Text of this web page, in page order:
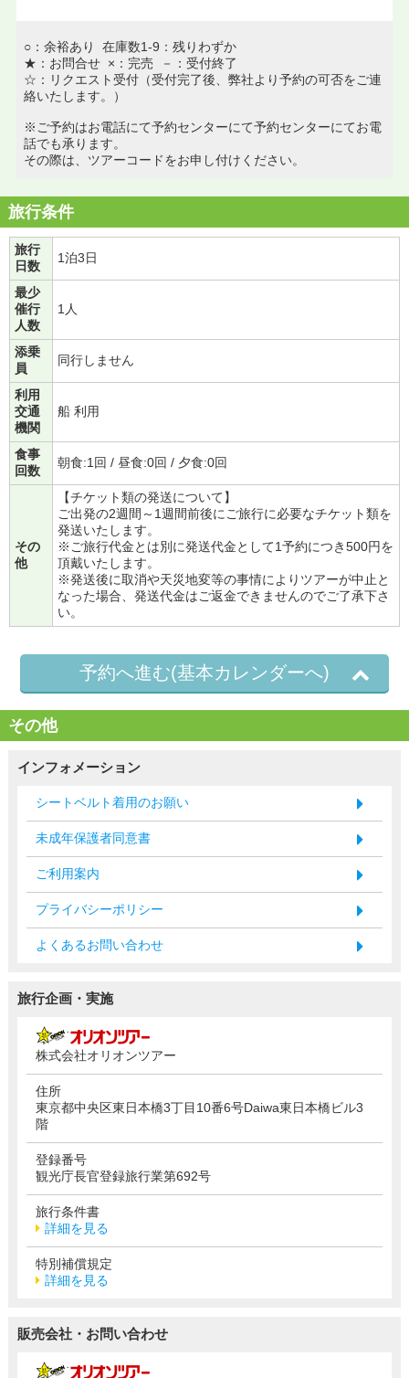
○：余裕あり 在庫数1-9：残りわずか
★：お問合せ ×：完売 －：受付終了
☆：リクエスト受付（受付完了後、弊社より予約の可否をご連
絡いたします。）
※ご予約はお電話にて予約センターにて予約センターにてお電
話でも承ります。
その際は、ツアーコードをお申し付けください。
旅行条件
旅行
日数
1泊3日
最少
催行
人数
1人
添乗
員
同行しません
利用
交通
機関
船 利用
食事
回数
朝食:1回 / 昼食:0回 / 夕食:0回
その
他
【チケット類の発送について】
ご出発の2週間～1週間前後にご旅行に必要なチケット類を
発送いたします。
※ご旅行代金とは別に発送代金として1予約につき500円を
頂戴いたします。
※発送後に取消や天災地変等の事情によりツアーが中止と
なった場合、発送代金はご返金できませんのでご了承下さ
い。
予約へ進む(基本カレンダーへ)
その他
インフォメーション
シートベルト着用のお願い
未成年保護者同意書
ご利用案内
プライバシーポリシー
よくあるお問い合わせ
旅行企画・実施
株式会社オリオンツアー
住所
東京都中央区東日本橋3丁目10番6号Daiwa東日本橋ビル3
階
登録番号
観光庁長官登録旅行業第692号
旅行条件書
詳細を見る
特別補償規定
詳細を見る
販売会社・お問い合わせ